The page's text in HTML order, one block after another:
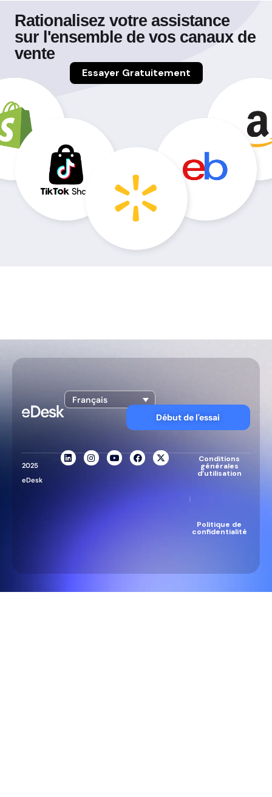
Rationalisez votre assistance
sur l'ensemble de vos canaux de
vente
Essayer Gratuitement
Français
Début de l'essai
2025
eDesk
Conditions
générales
d’utilisation
|
Politique de
confidentialité